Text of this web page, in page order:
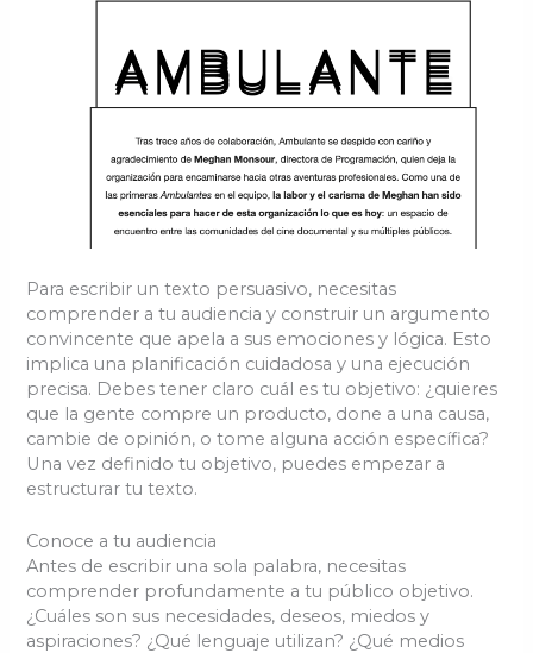
Para escribir un texto persuasivo, necesitas
comprender a tu audiencia y construir un argumento
convincente que apela a sus emociones y lógica. Esto
implica una planificación cuidadosa y una ejecución
precisa. Debes tener claro cuál es tu objetivo: ¿quieres
que la gente compre un producto, done a una causa,
cambie de opinión, o tome alguna acción específica?
Una vez definido tu objetivo, puedes empezar a
estructurar tu texto.
Conoce a tu audiencia
Antes de escribir una sola palabra, necesitas
comprender profundamente a tu público objetivo.
¿Cuáles son sus necesidades, deseos, miedos y
aspiraciones? ¿Qué lenguaje utilizan? ¿Qué medios